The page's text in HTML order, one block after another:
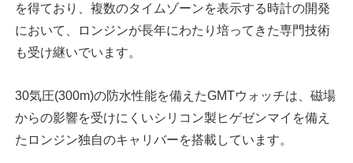
を得ており、複数のタイムゾーンを表示する時計の開発
において、ロンジンが長年にわたり培ってきた専門技術
も受け継いでいます。
30気圧(300m)の防水性能を備えたGMTウォッチは、磁場
からの影響を受けにくいシリコン製ヒゲゼンマイを備え
たロンジン独自のキャリバーを搭載しています。